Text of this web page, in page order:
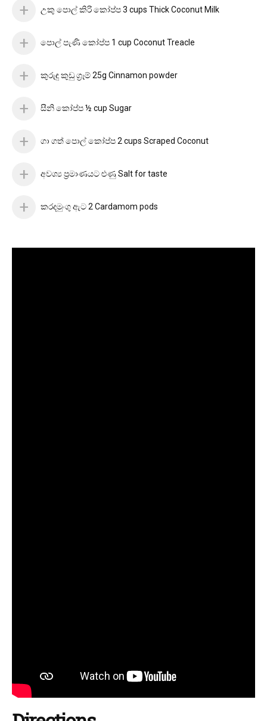
උකු පොල් කිරි කෝප්ප 3 cups Thick Coconut Milk
පොල් පැණි කෝප්ප 1 cup Coconut Treacle
කුරුඳු කුඩු ග්‍රෑම් 25g Cinnamon powder
සීනි කෝප්ප ½ cup Sugar
ගා ගත් පොල් කෝප්ප 2 cups Scraped Coconut
අවශ්‍ය ප්‍රමාණයට ළුණු Salt for taste
කරදමුංගු ඇට 2 Cardamom pods